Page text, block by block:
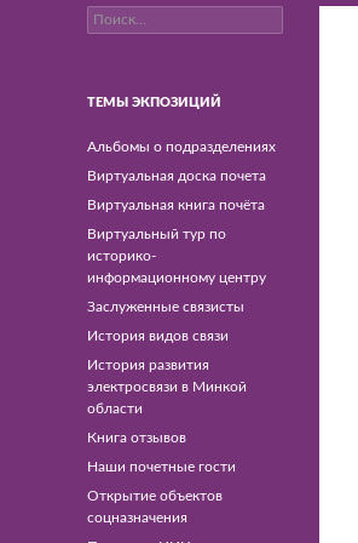
Минский филиал РУП
"Белтелком"
Найти:
ТЕМЫ ЭКПОЗИЦИЙ
Альбомы о подразделениях
Виртуальная доска почета
Виртуальная книга почёта
Виртуальный тур по
историко-
информационному центру
Заслуженные связисты
История видов связи
История развития
электросвязи в Минкой
области
Книга отзывов
Наши почетные гости
Открытие объектов
соцназначения